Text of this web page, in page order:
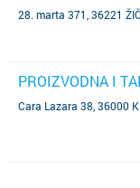
28. marta 371, 36221
PROIZVODNA I
Cara Lazara 38, 36000